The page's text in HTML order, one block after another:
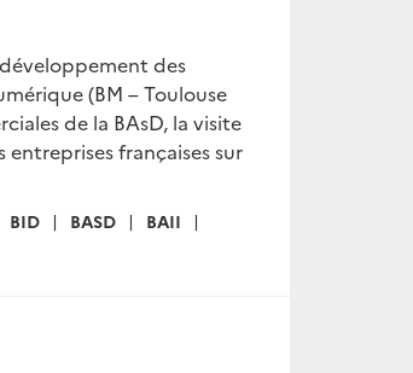
des
(BM – Toulouse
de la BAsD, la visite
entreprises françaises sur
BID BASD
BAII